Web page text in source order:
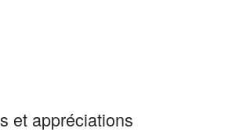
et appréciations